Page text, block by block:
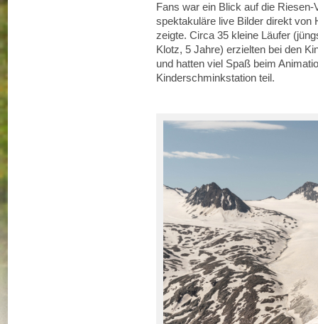
Fans war ein Blick auf die
spektakuläre live Bilder direkt von
zeigte. Circa 35 kleine Läufer
Klotz, 5 Jahre) erzielten bei den
und hatten viel Spaß beim
Kinderschminkstation teil.